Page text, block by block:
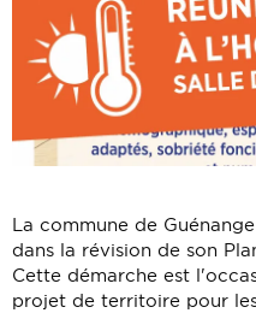
La commune de
dans la révision de son
Cette démarche est
projet de territoire pour